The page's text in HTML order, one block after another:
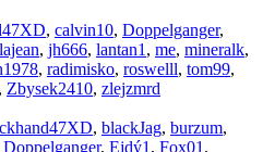
, calvin10, Doppelganger,
, jh666, lantan1 , me, mineralk,
, radimisko, roswelll, tom99,
, Zbysek2410, zlejzmrd
, blackJag, burzum,
Doppelganger, Ejdý1 , Fox01 ,